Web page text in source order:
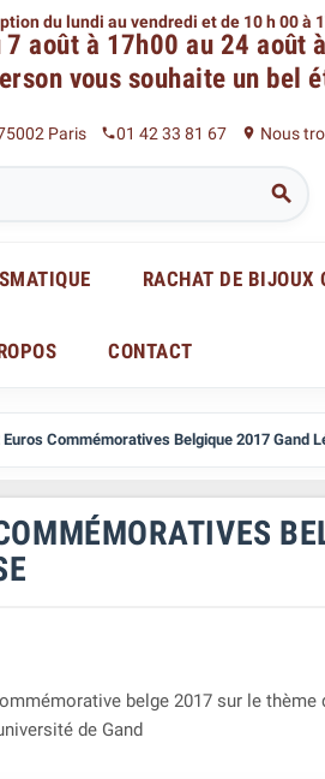
du lundi au vendredi et de 10 h 00 à
août à 17h00 au 24 août
vous souhaite un bel
Paris phone01 42 33 81 67 place Nous

RACHAT DE BIJOUX
CONTACT
Euros Commémoratives Belgique 2017 Gand
belge 2017 sur le thème
de Gand